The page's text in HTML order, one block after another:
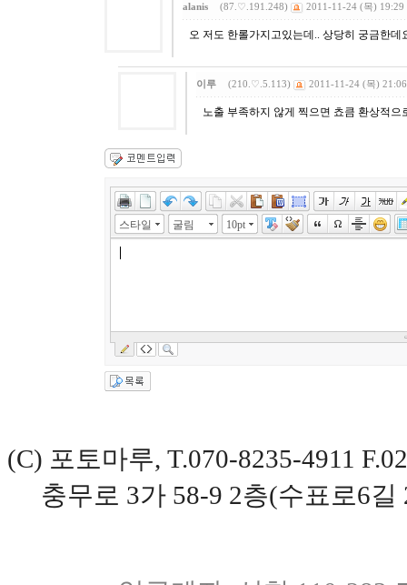
alanis (87.♡.191.248) 2011-11-24 (목) 19:29
오 저도 한롤가지고있는데.. 상당히 궁금한데
이루 (210.♡.5.113) 2011-11-24 (목) 21:06
노출 부족하지 않게 찍으면 쵸큼 환상적으
스타일 굴림 10pt
(C) 포토마루, T.070-8235-4911
충무로 3가 58-9 2층(수표로6